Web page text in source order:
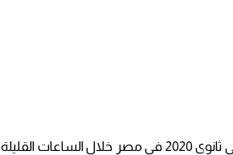
تناقل رواد وسائل التواصل الاجتماعي تسريب اجابات امتحان الفيزياء لصف اولي ثانوي 2020 في مصر خلال الساعات القليلة